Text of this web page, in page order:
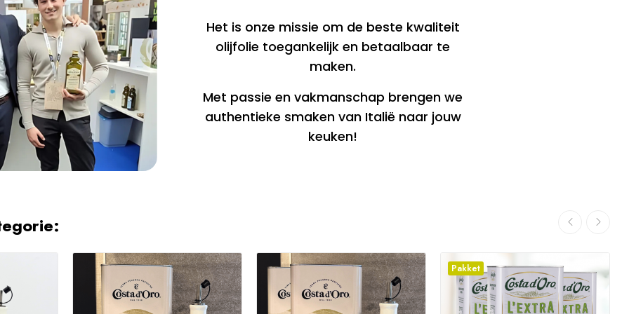
Het is onze missie om de beste kwaliteit
olijfolie toegankelijk en betaalbaar te
maken.
Met passie en vakmanschap brengen we
authentieke smaken van Italië naar jouw
keuken!
Pakket